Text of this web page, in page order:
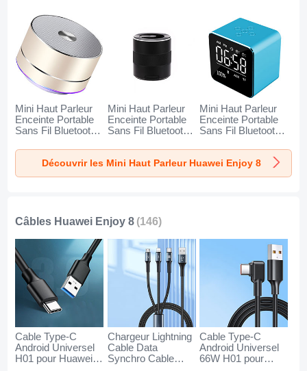
Mini Haut Parleur
Enceinte Portable
Sans Fil Bluetooth
pour Huawei Enjoy
Mini Haut Parleur
Enceinte Portable
Sans Fil Bluetooth
pour Huawei Enjoy
8 Noir
Mini Haut Parleur
Enceinte Portable
Sans Fil Bluetooth
pour Huawei Enjoy
8 Bleu
Découvrir les Mini Haut Parleur Huawei Enjoy 8
Câbles Huawei Enjoy 8 (146)
Cable Type-C
Android Universel
H01 pour Huawei
Chargeur Lightning
Cable Data
Synchro Cable
Cable Type-C
Android Universel
66W H01 pour